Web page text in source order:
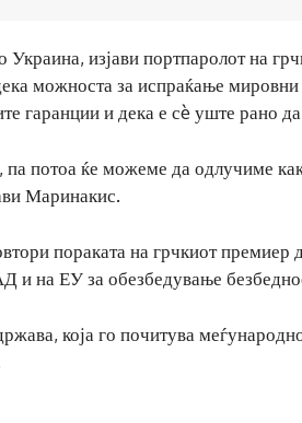
Украина, изјави портпаролот на
дека можноста за испраќање
гаранции и дека е сè уште рано
па потоа ќе можеме да одлучиме
Маринакис.
пораката на грчкиот премиер
и на ЕУ за обезбедување
која го почитува